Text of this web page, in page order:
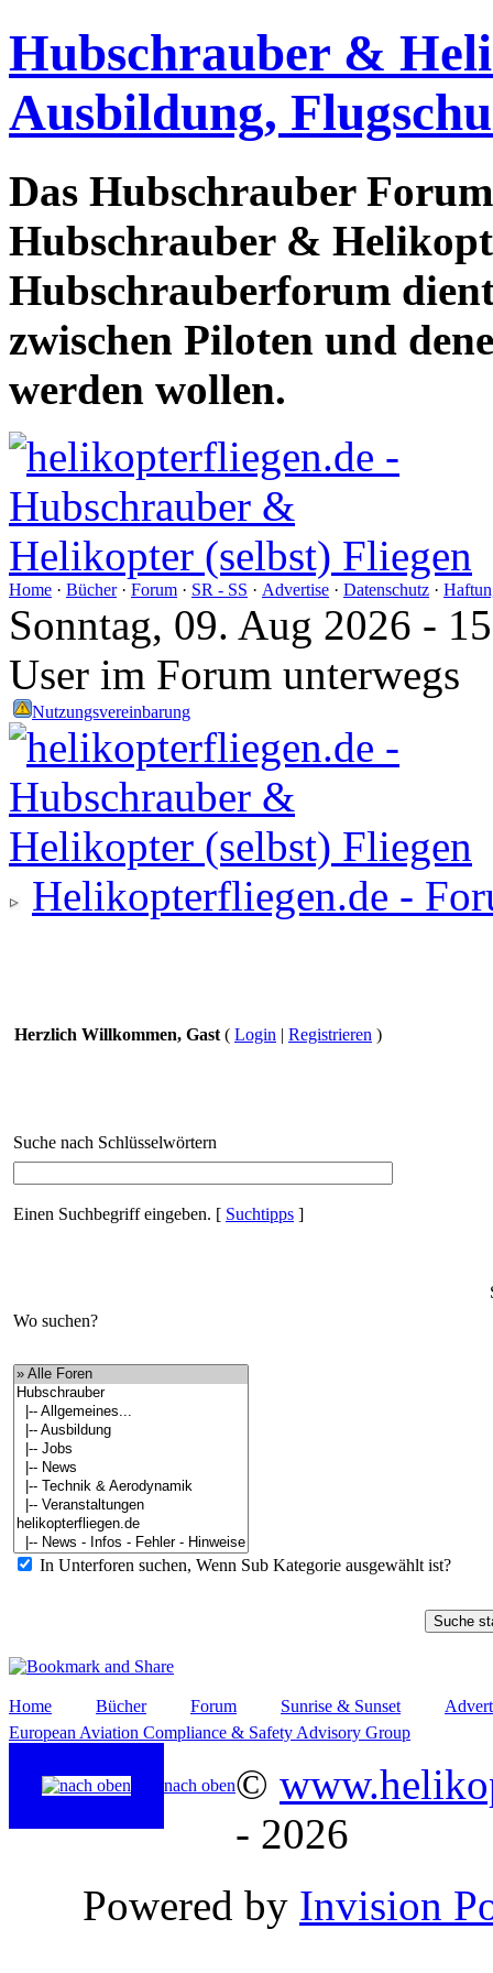
Hubschrauber &
Ausbildung,
Das Hubschrauber
Hubschrauber &
Hubschrauberforum
zwischen Piloten und
werden wollen.
Home · Bücher· Forum · SR - SS · Advertise · Datenschutz ·
Sonntag, 09. Aug 2026 -
User im Forum unterwegs
Nutzungsvereinbarung
Helikopterfliegen.de -
Herzlich Willkommen, Gast ( Login | Registrieren )
Suche nach Schlüsselwörtern
Einen Suchbegriff eingeben. [ Suchtipps ]
Wo suchen?
In Unterforen suchen, Wenn Sub Kategorie ausgewählt ist?
Home Bücher Forum Sunrise & Sunset
European Aviation Compliance & Safety Advisory Group
nach oben©
- 2026
Powered by Invision